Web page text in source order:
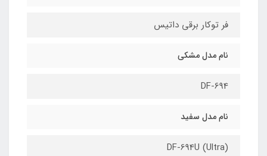
فر توکار برقی داتیس
نام مدل مشکی
DF-694
نام مدل سفید
DF-694U (Ultra)